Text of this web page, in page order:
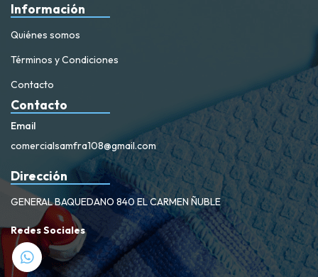
Información
Quiénes somos
Términos y Condiciones
Contacto
Contacto
Email
comercialsamfra108@gmail.com
Dirección
GENERAL BAQUEDANO 840 EL CARMEN ÑUBLE
Redes Sociales